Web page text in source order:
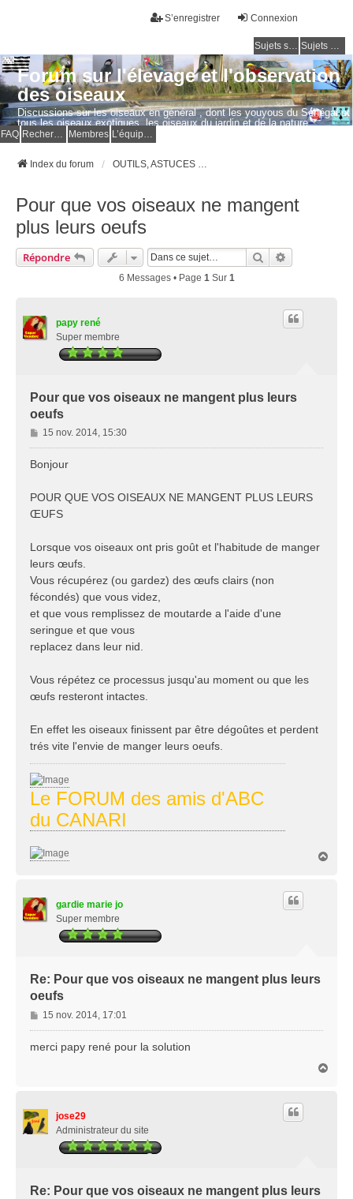
Connexion
S’enregistrer
Sujets sans réponse Sujets actifs
Forum sur l'élevage et l'observation
des oiseaux
Discussions sur les oiseaux en général , dont les youyous du Sénégal et
tous les oiseaux exotiques, les oiseaux du jardin et de la nature.
Questions, photos, expériences.
FAQ Membres
Index du forum
Pour que vos oiseaux ne mangent
plus leurs oeufs
Répondre Rechercher
6 Messages • Page 1 Sur 1
papy rené
Super membre
Pour que vos oiseaux ne mangent plus leurs
oeufs
M
e
s
g
e
15 nov. 2014, 15:30
Bonjour
POUR QUE VOS OISEAUX NE MANGENT PLUS LEURS
ŒUFS
Lorsque vos oiseaux ont pris goût et l'habitude de manger
leurs œufs.
Vous récupérez (ou gardez) des œufs clairs (non
fécondés) que vous videz,
et que vous remplissez de moutarde a l'aide d'une
seringue et que vous
replacez dans leur nid.
Vous répétez ce processus jusqu'au moment ou que les
œufs resteront intactes.
En effet les oiseaux finissent par être dégoûtes et perdent
trés vite l'envie de manger leurs oeufs.
Le FORUM des amis d'ABC
du CANARI
gardie marie jo
Super membre
Re: Pour que vos oiseaux ne mangent plus leurs
oeufs
M
e
s
15 nov. 2014, 17:01
merci papy rené pour la solution
jose29
Administrateur du site
Re: Pour que vos oiseaux ne mangent plus leurs